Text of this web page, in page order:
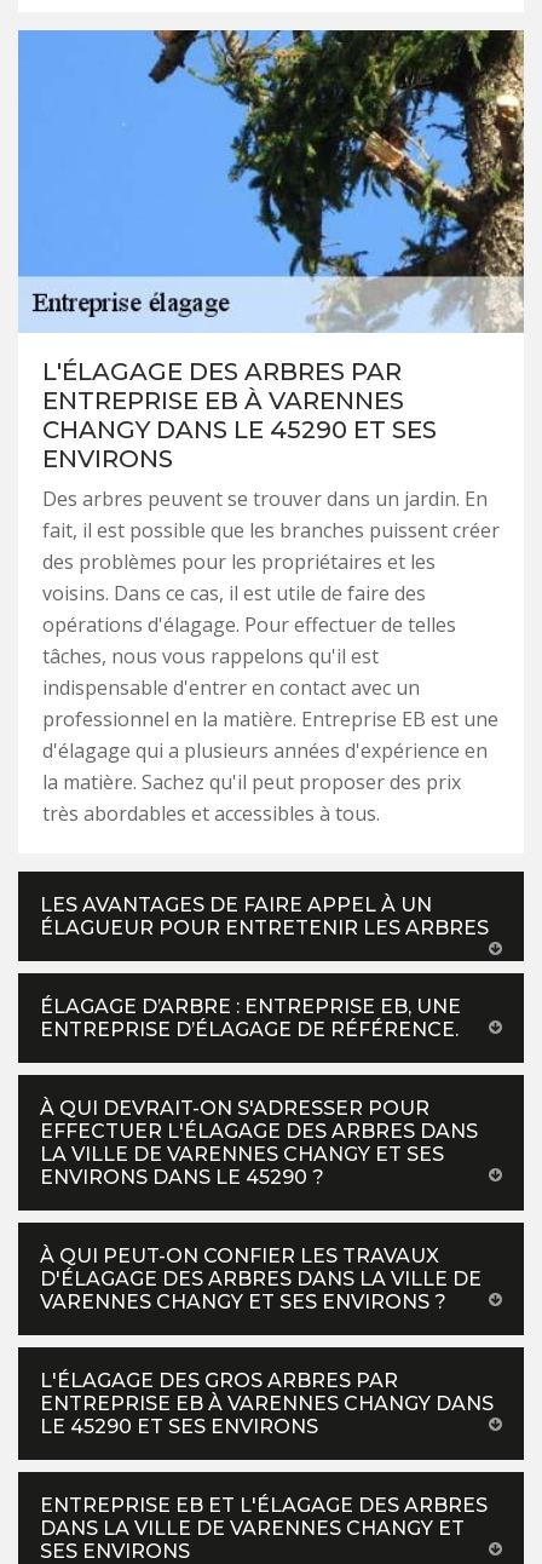
L'ÉLAGAGE DES ARBRES PAR
ENTREPRISE EB À VARENNES
CHANGY DANS LE 45290 ET SES
ENVIRONS
Des arbres peuvent se trouver dans un jardin. En
fait, il est possible que les branches puissent créer
des problèmes pour les propriétaires et les
voisins. Dans ce cas, il est utile de faire des
opérations d'élagage. Pour effectuer de telles
tâches, nous vous rappelons qu'il est
indispensable d'entrer en contact avec un
professionnel en la matière. Entreprise EB est une
d'élagage qui a plusieurs années d'expérience en
la matière. Sachez qu'il peut proposer des prix
très abordables et accessibles à tous.
LES AVANTAGES DE FAIRE APPEL À UN
ÉLAGUEUR POUR ENTRETENIR LES ARBRES
ÉLAGAGE D’ARBRE : ENTREPRISE EB, UNE
ENTREPRISE D’ÉLAGAGE DE RÉFÉRENCE.
À QUI DEVRAIT-ON S'ADRESSER POUR
EFFECTUER L'ÉLAGAGE DES ARBRES DANS
LA VILLE DE VARENNES CHANGY ET SES
ENVIRONS DANS LE 45290 ?
À QUI PEUT-ON CONFIER LES TRAVAUX
D'ÉLAGAGE DES ARBRES DANS LA VILLE DE
VARENNES CHANGY ET SES ENVIRONS ?
L'ÉLAGAGE DES GROS ARBRES PAR
ENTREPRISE EB À VARENNES CHANGY DANS
LE 45290 ET SES ENVIRONS
ENTREPRISE EB ET L'ÉLAGAGE DES ARBRES
DANS LA VILLE DE VARENNES CHANGY ET
SES ENVIRONS